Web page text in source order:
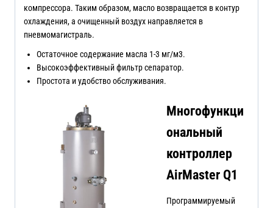
компрессора. Таким образом, масло возвращается в контур
охлаждения, а очищенный воздух направляется в
пневмомагистраль.
Остаточное содержание масла 1-3 мг/м3.
Высокоэффективный фильтр сепаратор.
Простота и удобство обслуживания.
Многофункци
ональный
контроллер
AirMaster Q1
Программируемый